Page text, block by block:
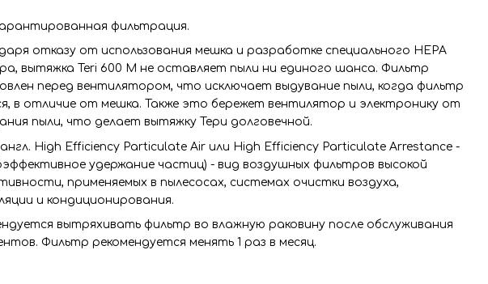
фильтрация.
отказу от использования мешка и разработке специального HEPA
вытяжка Teri 600 M не оставляет пыли ни единого шанса. Фильтр
перед вентилятором, что исключает выдувание пыли, когда фильтр
в отличие от мешка. Также это бережет вентилятор и электронику от
пыли, что делает вытяжку Тери долговечной.
High Efficiency Particulate Air или High Efficiency Particulate Arrestance -
удержание частиц) - вид воздушных фильтров высокой
применяемых в пылесосах, системах очистки воздуха,
и кондиционирования.
вытряхивать фильтр во влажную раковину после обслуживания
Фильтр рекомендуется менять 1 раз в месяц.